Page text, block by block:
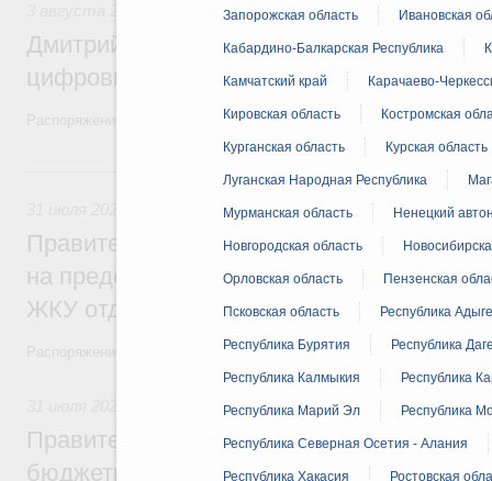
Запорожская область Ивановская
Кабардино-Балкарская Республика
Камчатский край Карачаево-
Кировская область Костромская
Курганская область Курская область
Луганская Народная Республика
Мурманская область Ненецкий
Новгородская область
Орловская область Пензенская
Псковская область Республика
Республика Бурятия Республика
Республика Калмыкия Республика
Республика Марий Эл Республика
Республика Северная Осетия - Алания
Республика Хакасия Ростовская
Регулирование в сфере торговли.
Дмитрий Григоренко возглавил штаб по
цифровых платформ
Распоряжение от 25 июля 2026 года №1966-р
31 июля, пятница
Социальная поддержка отдельных
Правительство направит регионам
на предоставление мер социальной
ЖКУ отдельным категориям граждан
Распоряжение от 30 июля 2026 года №2032-р
Бюджеты субъектов Федерации.
Правительство спишет часть
бюджетным кредитам ещё двум